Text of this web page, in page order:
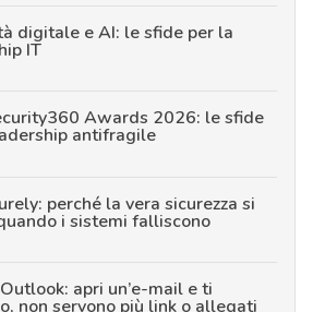
digitale e AI: le sfide per la
IT
Awards 2026: le sfide
antifragile
perché la vera sicurezza si
i sistemi falliscono
apri un’e-mail e ti
non servono più link o allegati